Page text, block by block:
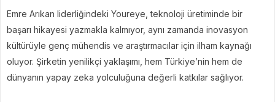
Emre Arıkan liderliğindeki Youreye, teknoloji üretiminde bir
başarı hikayesi yazmakla kalmıyor, aynı zamanda inovasyon
kültürüyle genç mühendis ve araştırmacılar için ilham kaynağı
oluyor. Şirketin yenilikçi yaklaşımı, hem Türkiye’nin hem de
dünyanın yapay zeka yolculuğuna değerli katkılar sağlıyor.